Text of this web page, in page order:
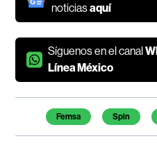
noticiasaquí
Síguenos en el canal
Línea México
Temas de este artículo
Femsa Spin